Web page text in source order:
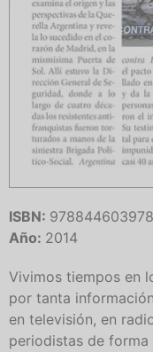
ISBN:
Año: 2014
Vivimos tiempos en
por tanta
en televisión, en
periodistas de